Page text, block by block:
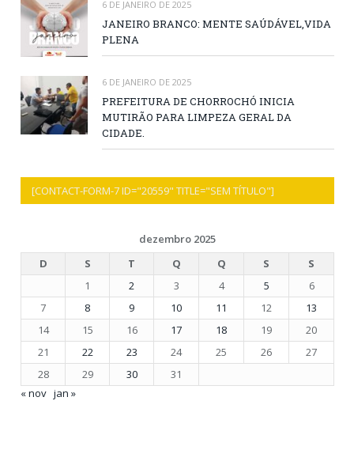
6 DE JANEIRO DE 2025
JANEIRO BRANCO: MENTE SAÚDÁVEL,VIDA
PLENA
6 DE JANEIRO DE 2025
PREFEITURA DE CHORROCHÓ INICIA
MUTIRÃO PARA LIMPEZA GERAL DA
CIDADE.
[CONTACT-FORM-7 ID="20559" TITLE="SEM TÍTULO"]
dezembro 2025
D
S T Q Q S
S
1
2 3 4 5
6
7
8 9 10 11 12
13
14
15 16 17 18 19
20
21
22 23 24 25 26
27
28
29 30
31
« nov jan »